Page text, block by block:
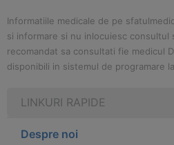
Informatiile medicale de pe
si informare si nu inlocuiesc consultul
recomandat sa consultati fie medicul
disponibili in sistemul de programare
LINKURI RAPIDE
Despre noi